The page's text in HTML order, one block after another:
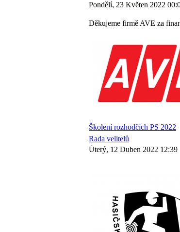
Pondělí, 23 Květen 2022
Děkujeme firmě AVE za
Školení rozhodčích PS 2022
Rada velitelů
Úterý, 12 Duben 2022 12:39